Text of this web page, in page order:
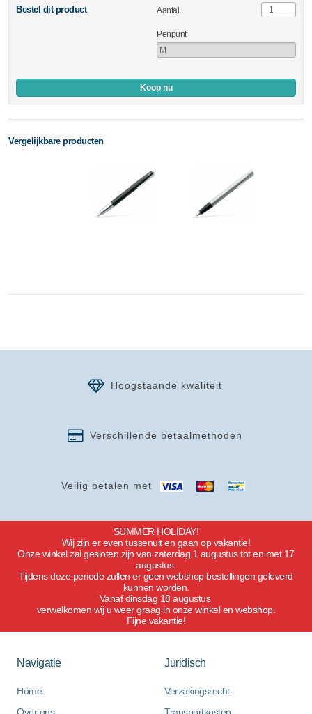
Bestel dit product Aantal
Penpunt
Koop nu
Vergelijkbare producten
Veilig betalen met
Verschillende betaalmethoden
Hoogstaande kwaliteit
SUMMER HOLIDAY!
Wij zijn er even tussenuit en gaan op vakantie!
Onze winkel zal gesloten zijn van zaterdag 1 augustus tot en met 17
augustus.
Tijdens deze periode zullen er geen webshop bestellingen geleverd
kunnen worden.
Vanaf dinsdag 18 augustus
verwelkomen wij u weer graag in onze winkel en webshop.
Fijne vakantie!
Navigatie
Home
Over ons
Juridisch
Verzakingsrecht
Transportkosten